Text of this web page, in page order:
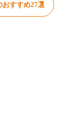
すすめ27選